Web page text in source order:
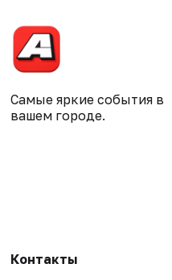
Самые яркие события в
вашем городе.
Контакты